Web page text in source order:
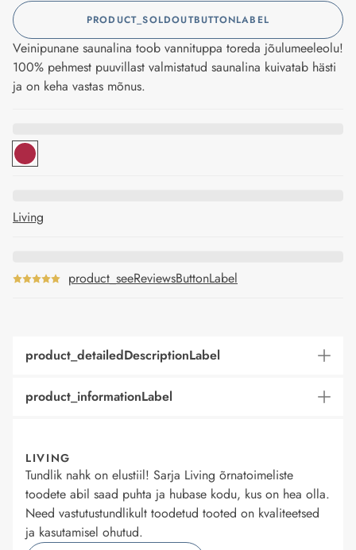
PRODUCT_SOLDOUTBUTTONLABEL
Veinipunane saunalina toob vannituppa toreda jõulumeeleolu!
100% pehmest puuvillast valmistatud saunalina kuivatab hästi
ja on keha vastas mõnus.
Living
product_seeReviewsButtonLabel
product_detailedDescriptionLabel
product_informationLabel
LIVING
Tundlik nahk on elustiil! Sarja Living õrnatoimeliste
toodete abil saad puhta ja hubase kodu, kus on hea olla.
Need vastutustundlikult toodetud tooted on kvaliteetsed
ja kasutamisel ohutud.